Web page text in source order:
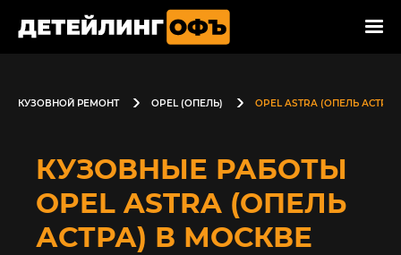
КУЗОВНОЙ РЕМОНТ OPEL (ОПЕЛЬ) OPEL ASTRA (ОПЕЛЬ АСТРА)
КУЗОВНЫЕ РАБОТЫ
OPEL ASTRA (ОПЕЛЬ
АСТРА) В МОСКВЕ